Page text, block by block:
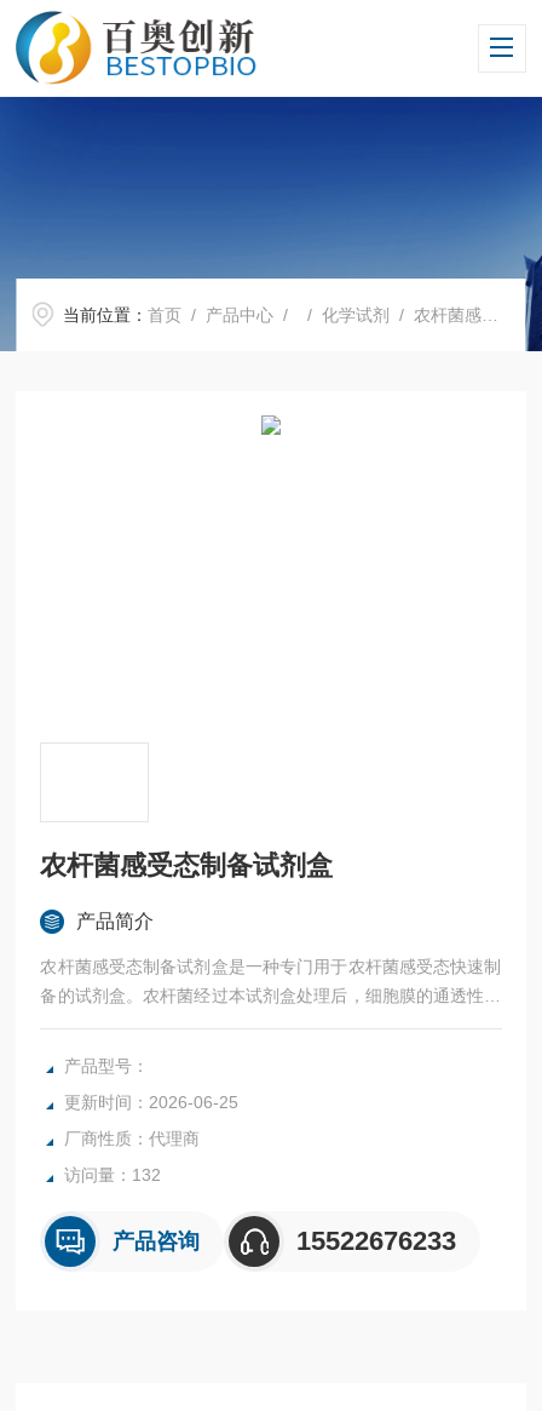
当前位置：首页 / 产品中心 / /化学试剂 / 农杆菌感受态制备试剂盒
农杆菌感受态制备试剂盒
产品简介
农杆菌感受态制备试剂盒是一种专门用于农杆菌感受态快速制
备的试剂盒。农杆菌经过本试剂盒处理后，细胞膜的通透性发
生了暂时性的改变，成为能允许外源DNA分子进入的感受态细
胞。
产品型号：
更新时间：2026-06-25
厂商性质：代理商
访问量：132
产品咨询 15522676233